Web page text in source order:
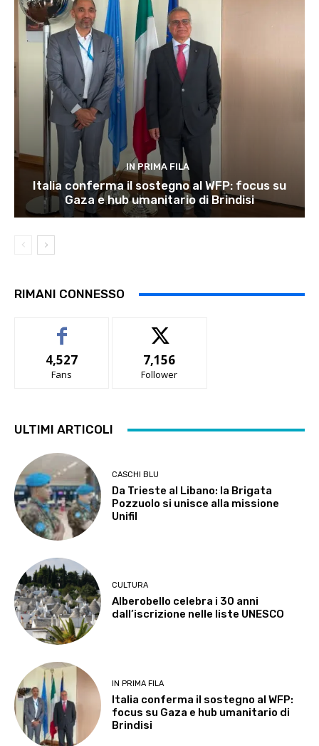
IN PRIMA FILA
Italia conferma il sostegno al WFP: focus su
Gaza e hub umanitario di Brindisi
RIMANI CONNESSO
4,527
Fans
7,156
Follower
ULTIMI ARTICOLI
CASCHI BLU
Da Trieste al Libano: la Brigata
Pozzuolo si unisce alla missione
Unifil
CULTURA
Alberobello celebra i 30 anni
dall’iscrizione nelle liste UNESCO
IN PRIMA FILA
Italia conferma il sostegno al WFP:
focus su Gaza e hub umanitario di
Brindisi